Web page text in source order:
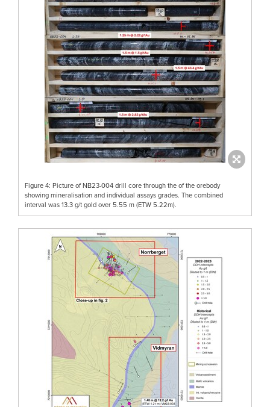
Figure 4: Picture of NB23-004 drill core through the of the orebody
showing mineralisation and individual assays grades. The combined
interval was 13.3 g/t gold over 5.55 m (ETW 5.22m).